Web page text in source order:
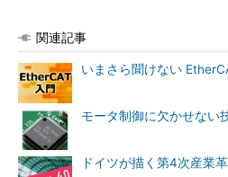
関連記事
いまさら聞けない
モータ制御に欠かせない
ドイツが描く第4次産業